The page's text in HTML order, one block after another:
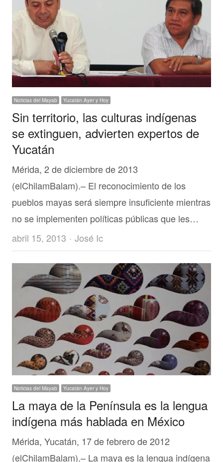
Noticias del Mayab Yucatán Ayer y Hoy
Sin territorio, las culturas indígenas
se extinguen, advierten expertos de
Yucatán
Mérida, 2 de diciembre de 2013
(elChilamBalam).– El reconocimiento de los
pueblos mayas será siempre insuficiente mientras
no se implementen políticas públicas que les…
abril 15, 2013
Author
José Ic
Noticias del Mayab Yucatán Ayer y Hoy
La maya de la Península es la lengua
indígena más hablada en México
Mérida, Yucatán, 17 de febrero de 2012
(elChilamBalam).– La maya es la lengua indígena